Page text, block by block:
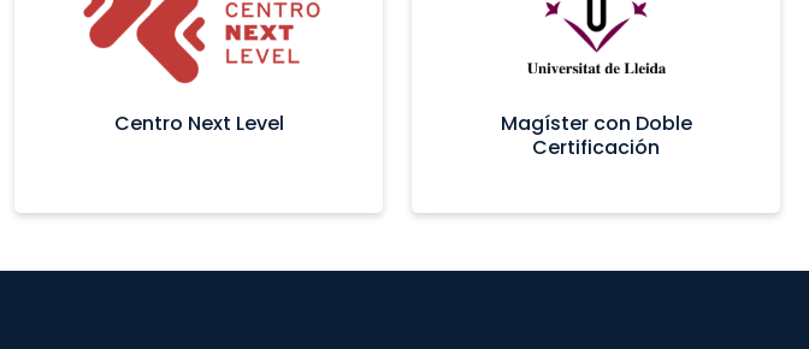
Centro Next Level
Magíster con Doble
Certificación